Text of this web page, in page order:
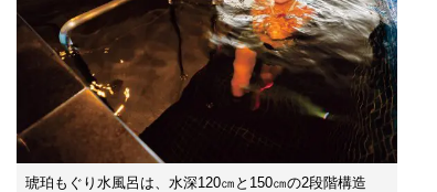
琥珀もぐり水風呂は、水深120㎝と150㎝の2段階構造